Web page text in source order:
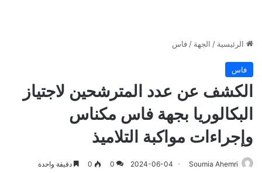
الرئيسية / الجهة / فاس
فاس
الكشف عن عدد المترشحين لاجتياز
البكالوريا بجهة فاس مكناس
وإجراءات مواكبة التلاميذ
Soumia Ahemri
2024-06-04
0
0 دقيقة واحدة